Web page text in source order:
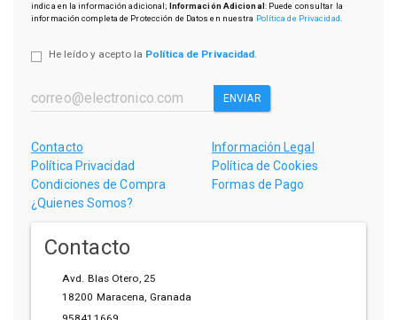
indica en la información adicional; Información Adicional : Puede consultar la
información completa de Protección de Datos en nuestra Política de Privacidad.
He leído y acepto la Política de Privacidad
ENVIAR
Contacto
Información Legal
Política Privacidad
Política de Cookies
Condiciones de Compra
Formas de Pago
¿Quienes Somos?
Contacto
Avd. Blas Otero, 25
18200 Maracena Granada